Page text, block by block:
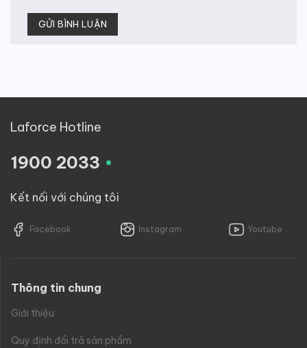
Laforce Hotline
1900 2033 .
Kết nối với chúng tôi
Facebook Instagram Youtube
Thông tin chung
Giới thiệu
Quy định đổi trả sản phẩm